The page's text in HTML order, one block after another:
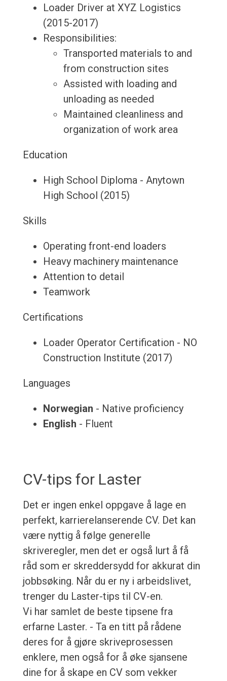
Loader Driver at XYZ Logistics
(2015-2017)
Responsibilities:
Transported materials to and
from construction sites
Assisted with loading and
unloading as needed
Maintained cleanliness and
organization of work area
Education
High School Diploma - Anytown
High School (2015)
Skills
Operating front-end loaders
Heavy machinery maintenance
Attention to detail
Teamwork
Certifications
Loader Operator Certification - NO
Construction Institute (2017)
Languages
Norwegian - Native proficiency
English - Fluent
CV-tips for Laster
Det er ingen enkel oppgave å lage en
perfekt, karrierelanserende CV. Det kan
være nyttig å følge generelle
skriveregler, men det er også lurt å få
råd som er skreddersydd for akkurat din
jobbsøking. Når du er ny i arbeidslivet,
trenger du Laster-tips til CV-en.
Vi har samlet de beste tipsene fra
erfarne Laster. - Ta en titt på rådene
deres for å gjøre skriveprosessen
enklere, men også for å øke sjansene
dine for å skape en CV som vekker